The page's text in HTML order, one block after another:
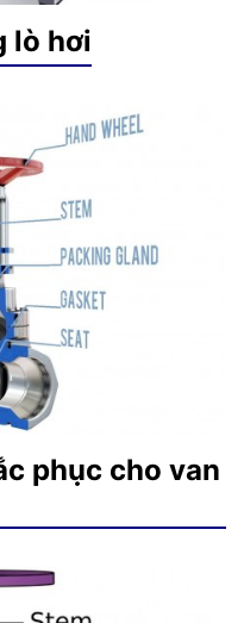
lò hơi
phục cho van